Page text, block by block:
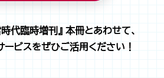
時代臨時増刊』 本冊とあわせて、
ビスをぜひご活用ください！